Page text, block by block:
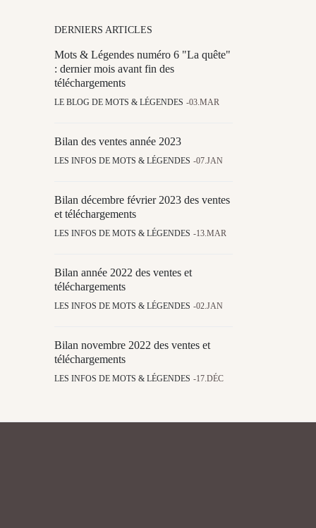
DERNIERS ARTICLES
Mots & Légendes numéro 6 "La quête"
: dernier mois avant fin des
téléchargements
LE BLOG DE MOTS & LÉGENDES 03.MAR
Bilan des ventes année 2023
LES INFOS DE MOTS & LÉGENDES 07.JAN
Bilan décembre février 2023 des ventes
et téléchargements
LES INFOS DE MOTS & LÉGENDES 13.MAR
Bilan année 2022 des ventes et
téléchargements
LES INFOS DE MOTS & LÉGENDES 02.JAN
Bilan novembre 2022 des ventes et
téléchargements
LES INFOS DE MOTS & LÉGENDES 17.DÉC